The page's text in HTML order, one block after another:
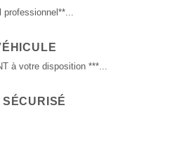
à votre disposition ***...
SÉCURISÉ